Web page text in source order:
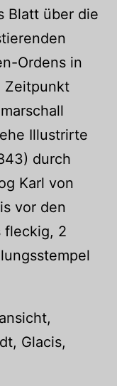
Blatt über die
Ordens in
Zeitpunkt
Illustrirte
durch
Karl von
vor den
fleckig, 2
Glacis,